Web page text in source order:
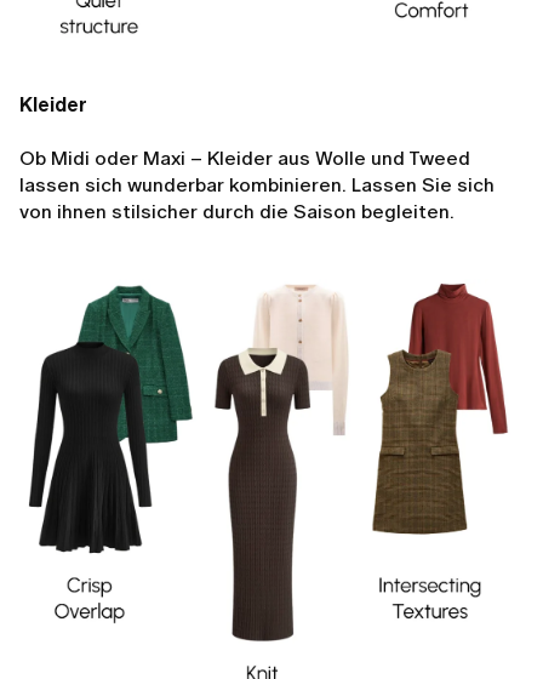
Kleider
Ob Midi oder Maxi – Kleider aus Wolle und Tweed
lassen sich wunderbar kombinieren. Lassen Sie sich
von ihnen stilsicher durch die Saison begleiten.